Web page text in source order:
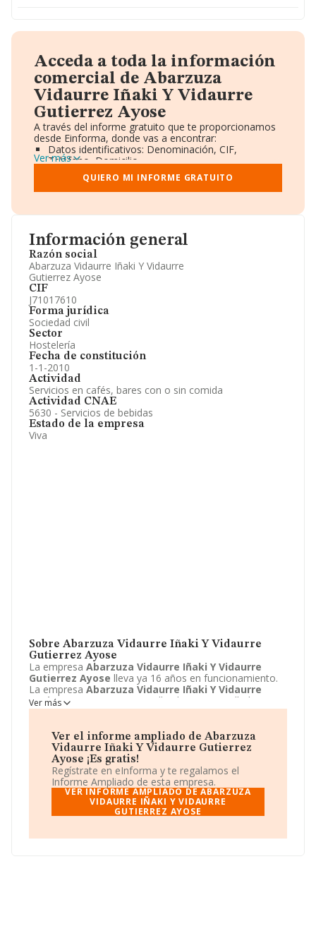
Información general
Razón social
Abarzuza Vidaurre Iñaki Y Vidaurre
Gutierrez Ayose
CIF
J71017610
Forma jurídica
Sociedad civil
Sector
Hostelería
Fecha de constitución
1-1-2010
Actividad
Servicios en cafés, bares con o sin comida
Actividad CNAE
5630 - Servicios de bebidas
Estado de la empresa
Viva
Sobre Abarzuza Vidaurre Iñaki Y Vidaurre
Gutierrez Ayose
La empresa Abarzuza Vidaurre Iñaki Y Vidaurre
Gutierrez Ayose lleva ya 16 años en funcionamiento.
La empresa Abarzuza Vidaurre Iñaki Y Vidaurre
Gutierrez Ayose
sita en Calle el puy, 1, Estella-lizarra,
Navarra. La actividad CNAE de esta compañía es 5630 -
Iñaki Y Vidaurre Gutierrez Ayosese registra como
Sociedad civil.
Ver más
Ver el informe ampliado de Abarzuza
Vidaurre Iñaki Y Vidaurre Gutierrez
Ayose ¡Es gratis!
Regístrate en eInforma y te regalamos el
Informe Ampliado de esta empresa.
VER INFORME AMPLIADO DE ABARZUZA
VIDAURRE IÑAKI Y VIDAURRE
GUTIERREZ AYOSE
Acceda a toda la información
comercial de Abarzuza
Vidaurre Iñaki Y Vidaurre
Gutierrez Ayose
A través del informe gratuito que te proporcionamos
desde Einforma, donde vas a encontrar:
Datos identificativos: Denominación, CIF,
Teléfono, Domicilio.
Informe Mercantil Completo (BORME).
Gráficos de Evolución Ventas y Empleados.
Consejo de Administración y Administradores.
Accionistas.
Artículos de prensa publicados sobre la empresa.
Información oficial y registral complementaria.
Ver más
QUIERO MI INFORME GRATUITO